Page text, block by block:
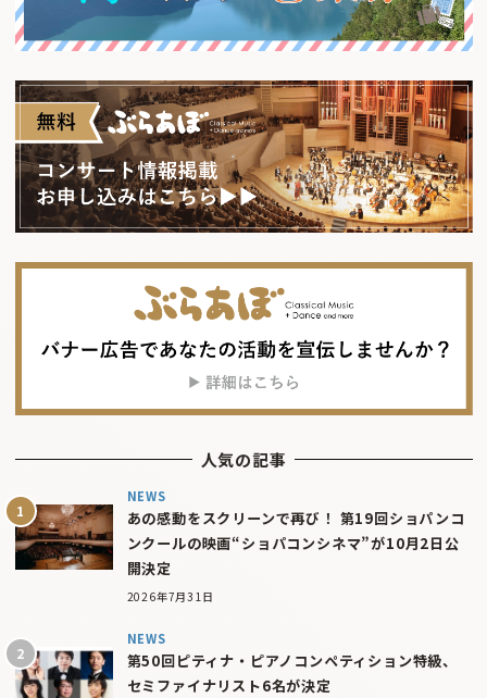
人気の記事
NEWS
あの感動をスクリーンで再び！ 第19回ショパンコ
ンクールの映画“ショパコンシネマ”が10月2日公
開決定
2026年7月31日
NEWS
第50回ピティナ・ピアノコンペティション特級、
セミファイナリスト6名が決定